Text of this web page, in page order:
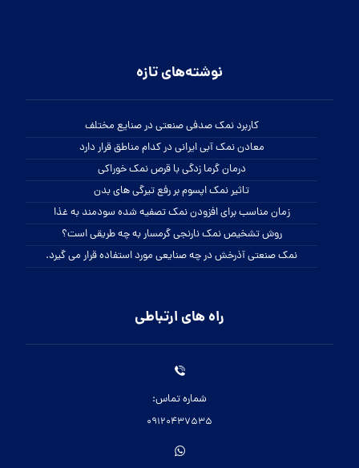
نوشته‌های تازه
کاربرد نمک صدفی صنعتی در صنایع مختلف
معادن نمک آبی ایرانی در کدام مناطق قرار دارد
درمان گرما زدگی با قرص نمک خوراکی
تاثیر نمک اپسوم بر رفع تیرگی های بدن
زمان مناسب برای افزودن نمک تصفیه شده سودمند به غذا
روش تشخیص نمک نارنجی گرمسار به چه طریقی است؟
نمک صنعتی آذرخش در چه صنایعی مورد استفاده قرار می گیرد.
راه های ارتباطی
شماره تماس:
09120437535